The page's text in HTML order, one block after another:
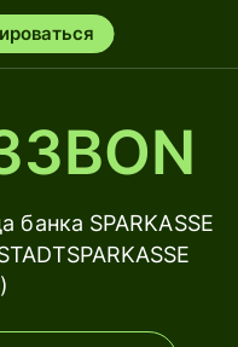
банка SPARKASSE